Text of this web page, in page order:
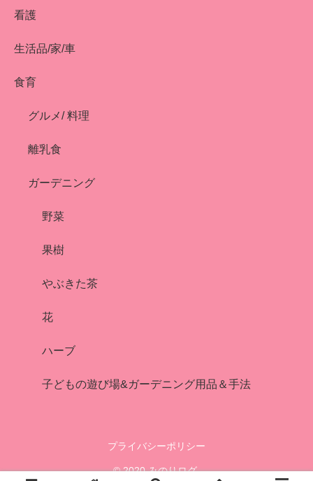
看護
生活品/家/車
食育
グルメ/ 料理
離乳食
ガーデニング
野菜
果樹
やぶきた茶
花
ハーブ
子どもの遊び場&ガーデニング用品＆手法
プライバシーポリシー
© 2020 みのりログ.